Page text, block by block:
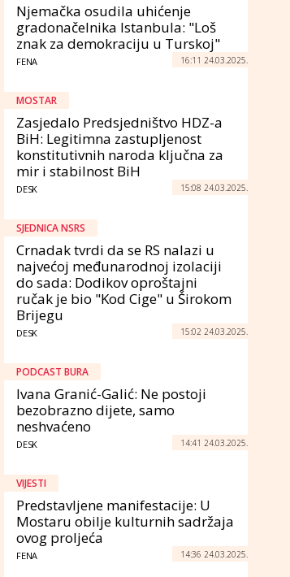
Njemačka osudila uhićenje
gradonačelnika Istanbula: "Loš
znak za demokraciju u Turskoj"
FENA 16:11 24.03.2025.
MOSTAR
Zasjedalo Predsjedništvo HDZ-a
BiH: Legitimna zastupljenost
konstitutivnih naroda ključna za
mir i stabilnost BiH
DESK 15:08 24.03.2025.
SJEDNICA NSRS
Crnadak tvrdi da se RS nalazi u
najvećoj međunarodnoj izolaciji
do sada: Dodikov oproštajni
ručak je bio "Kod Cige" u Širokom
Brijegu
DESK 15:02 24.03.2025.
PODCAST BURA
Ivana Granić-Galić: Ne postoji
bezobrazno dijete, samo
neshvaćeno
DESK 14:41 24.03.2025.
VIJESTI
Predstavljene manifestacije: U
Mostaru obilje kulturnih sadržaja
ovog proljeća
FENA 14:36 24.03.2025.